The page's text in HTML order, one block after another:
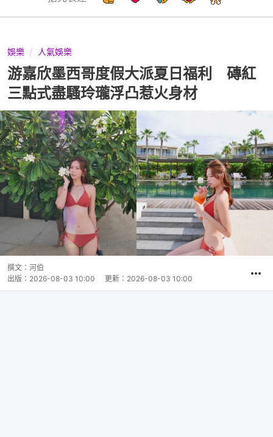
娛樂 人氣娛樂
游嘉欣墨西哥度假大派夏日福利 磚紅
三點式盡騷玲瓏浮凸惹火身材
撰文： 河伯
出版： 2026-08-03 10:00 更新： 2026-08-03 10:00